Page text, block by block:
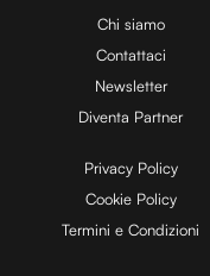
Chi siamo
Contattaci
Newsletter
Diventa Partner
Privacy Policy
Cookie Policy
Termini e Condizioni